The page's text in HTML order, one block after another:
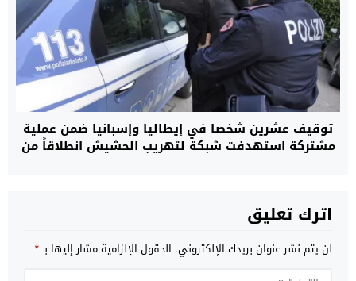
توقيف عشرين شخصا في إيطاليا وإسبانيا ضمن عملية
مشتركة استهدفت شبكة لتهريب الحشيش انطلاقاً من
اترك تعليق
لن يتم نشر عنوان بريدك الإلكتروني. الحقول الإلزامية مشار إليها بـ*